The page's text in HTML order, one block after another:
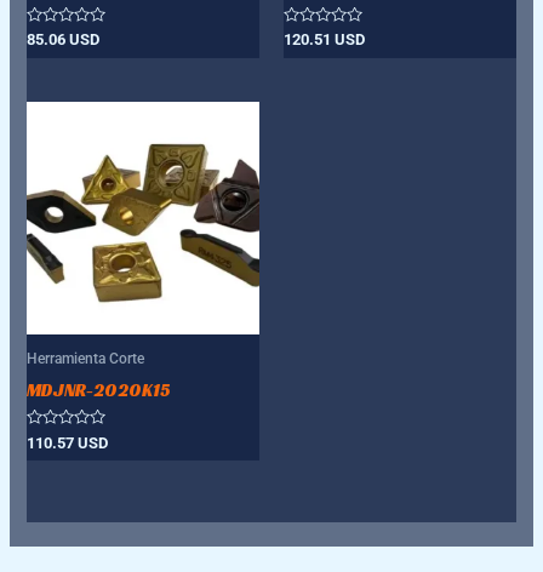
Valorado
85.06USD
Valorado
120.51 USD
Herramienta Corte
MDJNR-2020K15
Valorado
con
110.57USD